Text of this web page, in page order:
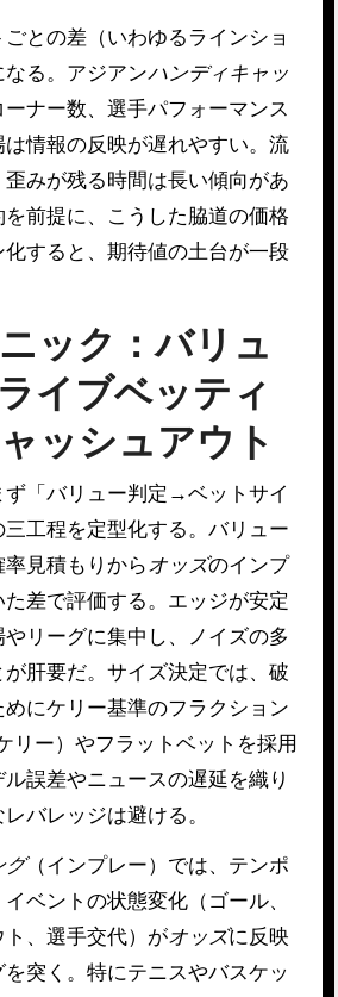
との差（いわゆるラインショ
る。アジアンハンディキャッ
ナー数、選手パフォーマンス
情報の反映が遅れやすい。流
みが残る時間は長い傾向があ
前提に、こうした脇道の価格
すると、期待値の土台が一段
ック：バリュ
イブベッティ
ッシュアウト
ず「バリュー判定→ベットサイ
工程を定型化する。バリュー
見積もりからオッズのインプ
差で評価する。エッジが安定
やリーグに集中し、ノイズの多
肝要だ。サイズ決定では、破
にケリー基準のフラクション
リー）やフラットベットを採用
誤差やニュースの遅延を織り
バレッジは避ける。
グ（インプレー）では、テンポ
ベントの状態変化（ゴール、
、選手交代）がオッズに反映
突く。特にテニスやバスケッ